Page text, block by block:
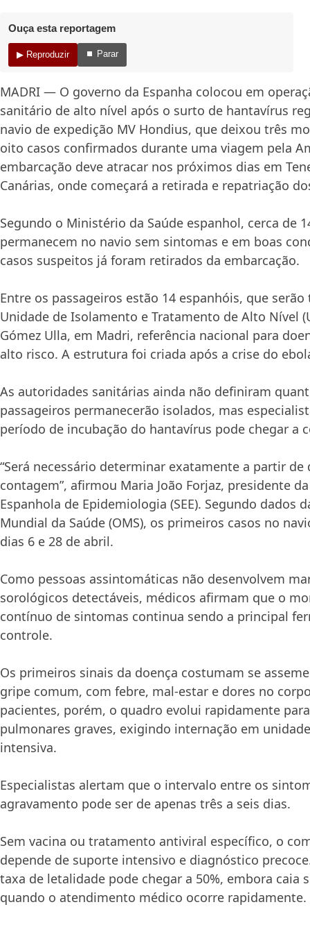
Ouça esta reportagem
▶ Reproduzir ⏹ Parar
MADRI — O governo da Espanha colocou em
sanitário de alto nível após o surto de hantavírus
navio de expedição MV Hondius, que deixou três
oito casos confirmados durante uma viagem pela
embarcação deve atracar nos próximos dias em
Canárias, onde começará a retirada e repatriação
Segundo o Ministério da Saúde espanhol, cerca de
permanecem no navio sem sintomas e em boas
casos suspeitos já foram retirados da embarcação.
Entre os passageiros estão 14 espanhóis, que
Unidade de Isolamento e Tratamento de Alto Nível
Gómez Ulla, em Madri, referência nacional para
alto risco. A estrutura foi criada após a crise do
As autoridades sanitárias ainda não definiram
passageiros permanecerão isolados, mas
período de incubação do hantavírus pode chegar a
“Será necessário determinar exatamente a partir de
contagem”, afirmou Maria João Forjaz, presidente
Espanhola de Epidemiologia (SEE). Segundo dados
Mundial da Saúde (OMS), os primeiros casos no
dias 6 e 28 de abril.
Como pessoas assintomáticas não desenvolvem
sorológicos detectáveis, médicos afirmam que o
contínuo de sintomas continua sendo a principal
controle.
Os primeiros sinais da doença costumam se
gripe comum, com febre, mal-estar e dores no
pacientes, porém, o quadro evolui rapidamente
pulmonares graves, exigindo internação em
intensiva.
Especialistas alertam que o intervalo entre os
agravamento pode ser de apenas três a seis dias.
Sem vacina ou tratamento antiviral específico, o
depende de suporte intensivo e diagnóstico
taxa de letalidade pode chegar a 50%, embora caia
quando o atendimento médico ocorre rapidamente.